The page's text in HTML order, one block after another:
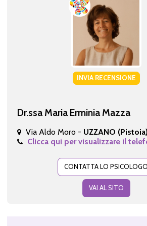
INVIA RECENSIONE
Dr.ssa Maria Erminia Mazza
Via Aldo Moro - UZZANO (Pistoia)
Clicca qui per visualizzare il
CONTATTA LO PSICOLOGO
VAI AL SITO